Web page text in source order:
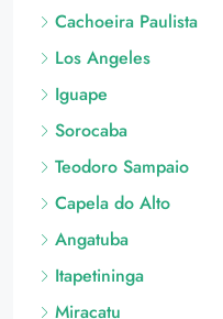
Cachoeira Paulista
Los Angeles
Iguape
Sorocaba
Teodoro Sampaio
Capela do Alto
Angatuba
Itapetininga
Miracatu